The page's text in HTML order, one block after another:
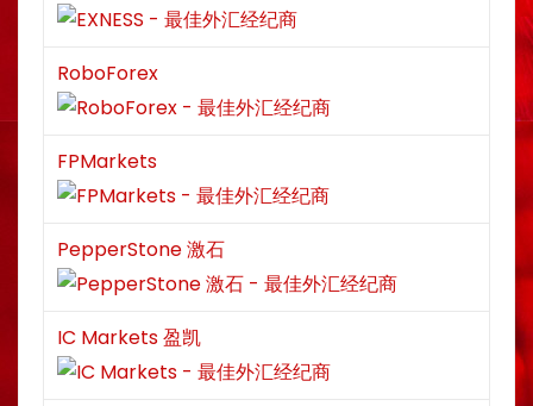
RoboForex
FPMarkets
PepperStone 激石
IC Markets 盈凯